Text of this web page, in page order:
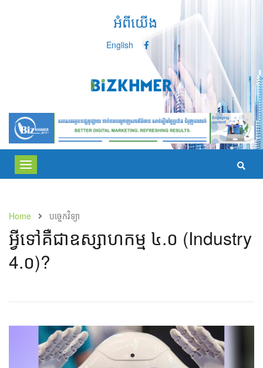
អំពីយើង
English
Toggle
navigation
Home បច្ចេកវិទ្យា
អ្វីទៅគឺជាឧស្សាហកម្ម ៤.០ (Industry
4.០)?​